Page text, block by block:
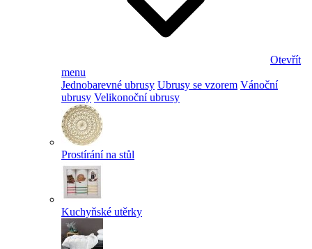
Otevřít
menu
Jednobarevné ubrusy Ubrusy se vzorem Vánoční
ubrusy Velikonoční ubrusy
Prostírání na stůl
Kuchyňské utěrky